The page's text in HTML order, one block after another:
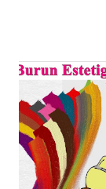
yapılarda,
çıkmaz;
teması
baş ağrıları
Tanısı Nasıl